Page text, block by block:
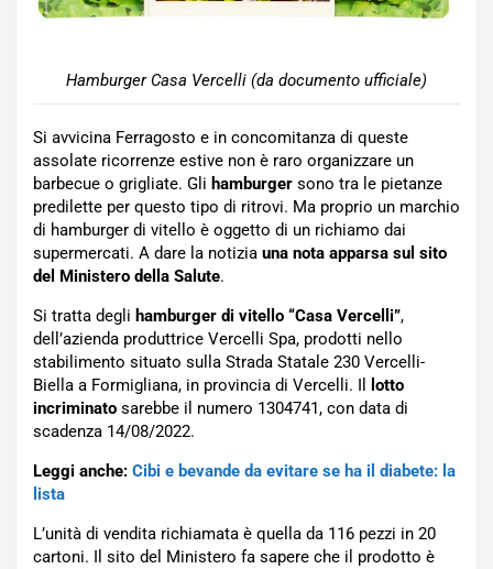
Hamburger Casa Vercelli (da documento ufficiale)
Si avvicina Ferragosto e in concomitanza di queste
assolate ricorrenze estive non è raro organizzare un
barbecue o grigliate. Gli hamburger sono tra le pietanze
predilette per questo tipo di ritrovi. Ma proprio un marchio
di hamburger di vitello è oggetto di un richiamo dai
supermercati. A dare la notizia una nota apparsa sul sito
del Ministero della Salute.
Si tratta degli hamburger di vitello “Casa Vercelli”,
dell’azienda produttrice Vercelli Spa, prodotti nello
stabilimento situato sulla Strada Statale 230 Vercelli-
Biella a Formigliana, in provincia di Vercelli. Il
lotto
incriminato sarebbe il numero 1304741, con data di
scadenza 14/08/2022.
Leggi anche: Cibi e bevande da evitare se ha il diabete: la
lista
L’unità di vendita richiamata è quella da 116 pezzi in 20
cartoni. Il sito del Ministero fa sapere che il prodotto è